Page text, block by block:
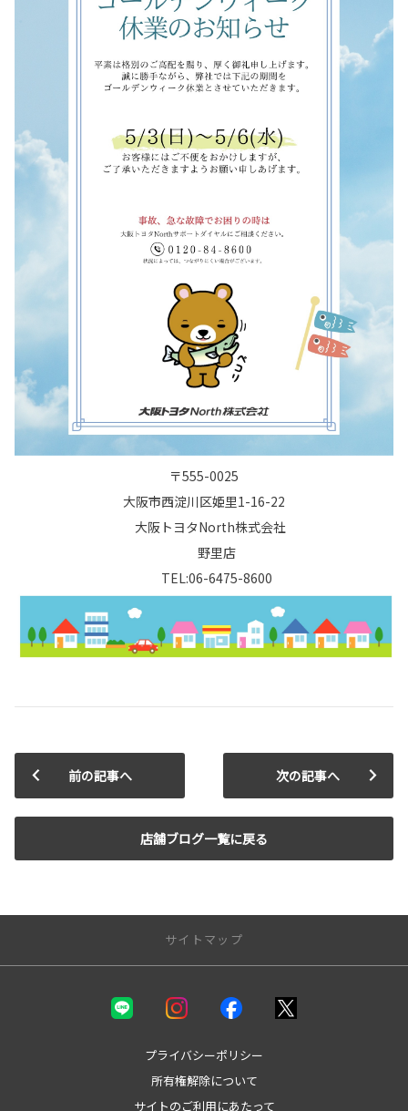
〒555-0025
大阪市西淀川区姫里1-16-22
大阪トヨタNorth株式会社
野里店
TEL:06-6475-8600
前の記事へ
店舗ブログ一覧に戻る
次の記事へ
サイトマップ
プライバシーポリシー
所有権解除について
サイトのご利用にあたって